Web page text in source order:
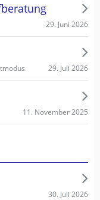
29. Juni 2026
29. Juli 2026
11. November 2025
30. Juli 2026